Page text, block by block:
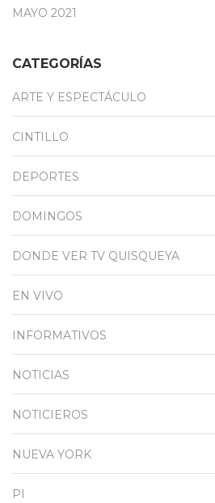
MAYO 2021
CATEGORÍAS
ARTE Y ESPECTÁCULO
CINTILLO
DEPORTES
DOMINGOS
DONDE VER TV QUISQUEYA
EN VIVO
INFORMATIVOS
NOTICIAS
NOTICIEROS
NUEVA YORK
PI